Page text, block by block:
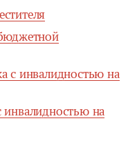
с инвалидностью на
инвалидностью на